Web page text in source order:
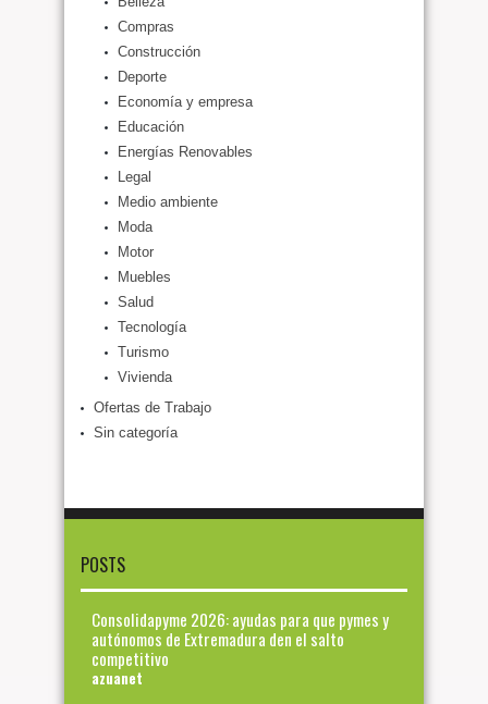
Compras
Construcción
Deporte
Economía y empresa
Educación
Energías Renovables
Legal
Medio ambiente
Moda
Motor
Muebles
Salud
Tecnología
Turismo
Vivienda
Ofertas de Trabajo
Sin categoría
POSTS
Consolidapyme 2026: ayudas para que pymes y
autónomos de Extremadura den el salto
competitivo
azuanet